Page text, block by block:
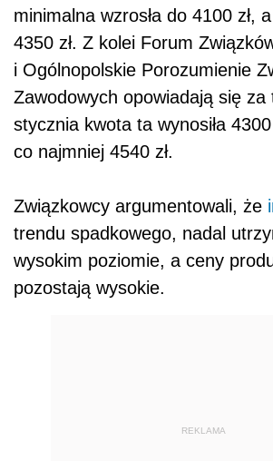
minimalna wzrosła do 4100 zł,
4350 zł. Z kolei Forum
i Ogólnopolskie Porozumienie
Zawodowych opowiadają się za
stycznia kwota ta wynosiła
co najmniej 4540 zł.
Związkowcy argumentowali, że
trendu spadkowego, nadal
wysokim poziomie, a ceny
pozostają wysokie.
REKLAMA